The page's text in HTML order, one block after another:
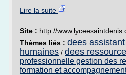
Lire la suite
Site : http://
Thèmes liés : dees
humaines / dees
professionnelle gestion des
formation et